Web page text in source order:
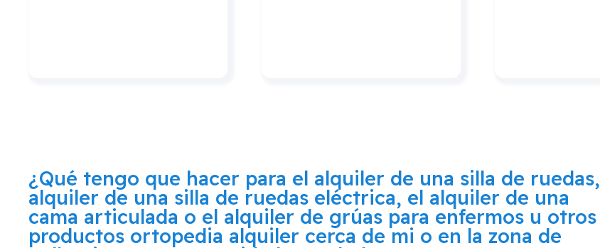
¿Qué tengo que hacer para el alquiler de una silla de ruedas,
alquiler de una silla de ruedas eléctrica, el alquiler de una
cama articulada o el alquiler de grúas para enfermos u otros
productos ortopedia alquiler cerca de mi o en la zona de